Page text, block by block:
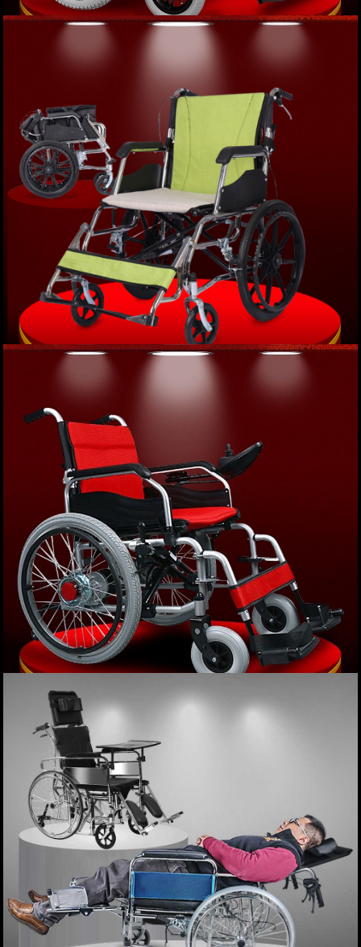
Xe lăn điện ngả gập phục hồi chức năng JERRY
MEDICAL-1801 cao cấp TM004
XEM NGAY
Xe lăn tay cải tiến nhập khẩu nguyên chiếc
Giá: 4,200,000 VND
Xe lăn điện phục hồi chức năng COFOE-
JRWD301 TM005
Giá: 9,900,000 VND